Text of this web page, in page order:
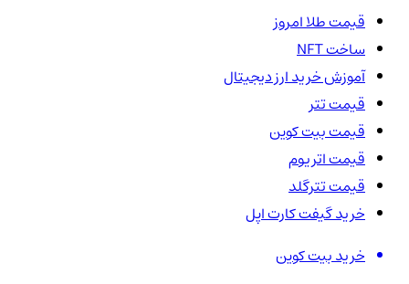
قیمت طلا امروز
ساخت NFT
آموزش خرید ارز دیجیتال
قیمت تتر
قیمت بیت کوین
قیمت اتریوم
قیمت تترگلد
خرید گیفت کارت اپل
خرید بیت کوین